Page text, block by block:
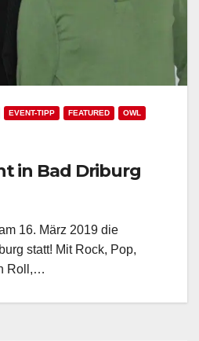
EVENT-TIPP FEATURED OWL
in Bad Driburg
16. März 2019 die
statt! Mit Rock, Pop,
Roll,…